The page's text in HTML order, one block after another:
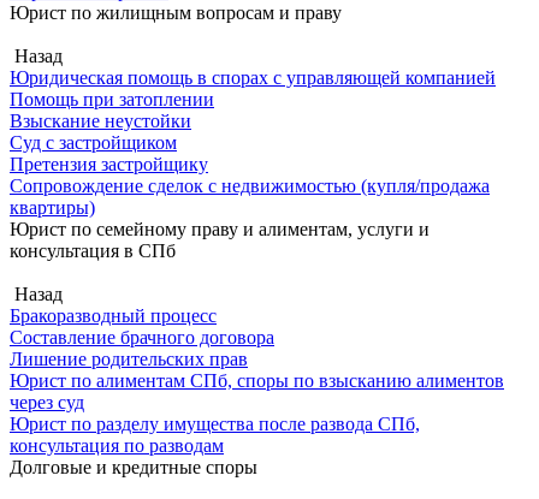
Юрист по жилищным вопросам и праву
Назад
Юридическая помощь в спорах с управляющей компанией
Помощь при затоплении
Взыскание неустойки
Суд с застройщиком
Претензия застройщику
Сопровождение сделок с недвижимостью (купля/продажа
квартиры)
Юрист по семейному праву и алиментам, услуги и
консультация в СПб
Назад
Бракоразводный процесс
Составление брачного договора
Лишение родительских прав
Юрист по алиментам СПб, споры по взысканию алиментов
через суд
Юрист по разделу имущества после развода СПб,
консультация по разводам
Долговые и кредитные споры